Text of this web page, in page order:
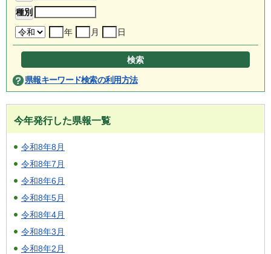
年 月 日
県報キーワード検索の利用方法
今年発行した県報一覧
令和8年8月
令和8年7月
令和8年6月
令和8年5月
令和8年4月
令和8年3月
令和8年2月